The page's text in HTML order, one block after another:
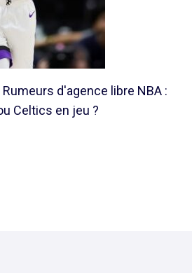
d'agence libre NBA :
Celtics en jeu ?